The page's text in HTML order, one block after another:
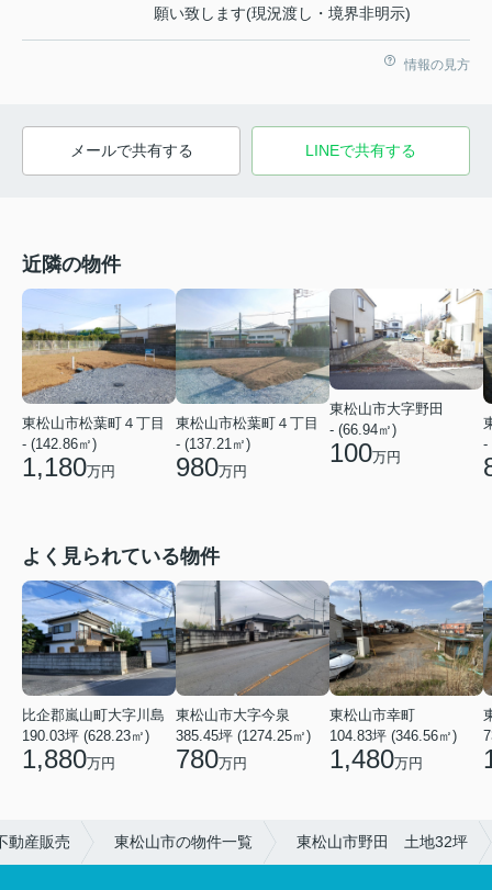
願い致します(現況渡し・境界非明示)
情報の見方
メールで共有する LINEで共有する
近隣の物件
東松山市松葉町４丁目
- (142.86㎡)
1,180万円
東松山市松葉町４丁目
- (137.21㎡)
980万円
東松山市大字野田
- (66.94㎡)
100万円
-
よく見られている物件
比企郡嵐山町大字川島
190.03坪 (628.23㎡)
1,880万円
東松山市大字今泉
385.45坪 (1274.25㎡)
780万円
東松山市幸町
104.83坪 (346.56㎡)
1,480万円
動産販売 東松山市の物件一覧 東松山市野田 土地32坪